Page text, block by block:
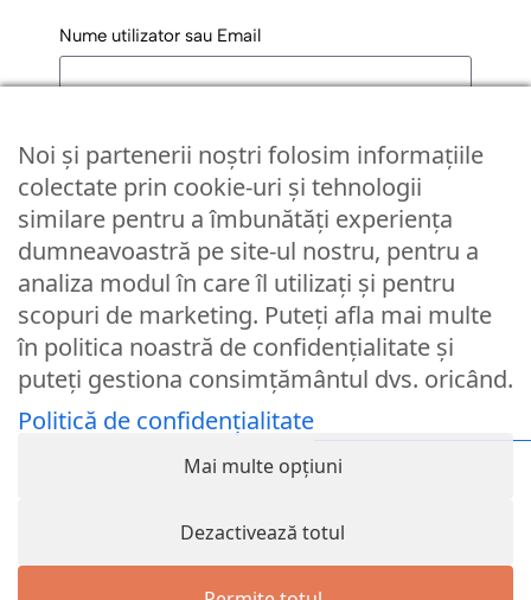
Nume utilizator sau Email
Remember Me
Logare
Lost your password?
© Partybaloane.ro - Toate drepturile rezervate. ™
Noi și partenerii noștri folosim informațiile
colectate prin cookie-uri și tehnologii
similare pentru a îmbunătăți experiența
dumneavoastră pe site-ul nostru, pentru a
analiza modul în care îl utilizați și pentru
scopuri de marketing. Puteți afla mai multe
în politica noastră de confidențialitate și
puteți gestiona consimțământul dvs. oricând.
Politică de confidențialitate
Mai multe opțiuni
Dezactivează totul